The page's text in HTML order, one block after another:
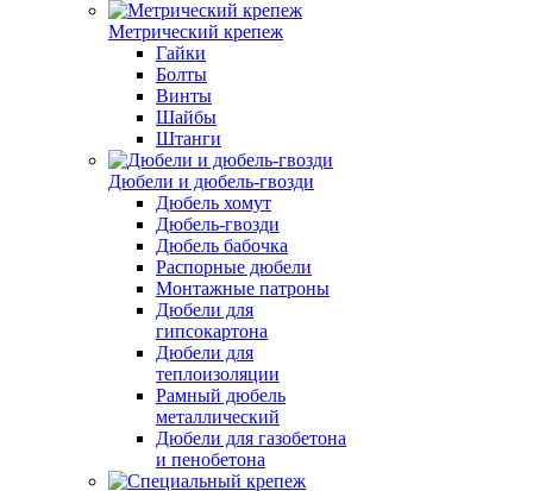
Метрический крепеж
Гайки
Болты
Винты
Шайбы
Штанги
Дюбели и дюбель-гвозди
Дюбель хомут
Дюбель-гвозди
Дюбель бабочка
Распорные дюбели
Монтажные патроны
Дюбели для
гипсокартона
Дюбели для
теплоизоляции
Рамный дюбель
металлический
Дюбели для газобетона
и пенобетона